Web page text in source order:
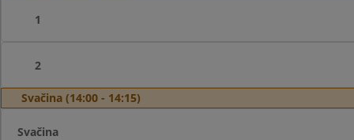
1
2
Svačina (14:00 - 14:15)
Svačina